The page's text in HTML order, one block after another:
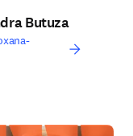
Butuza